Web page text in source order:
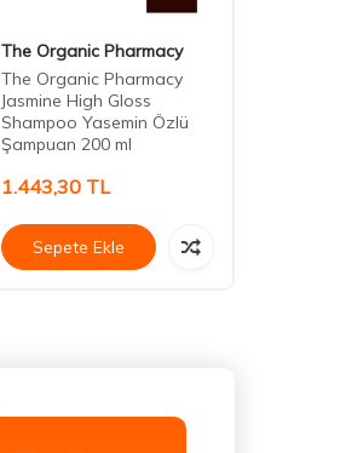
The Organic Pharmacy
The Organic Pharmacy
Jasmine High Gloss
Shampoo Yasemin Özlü
Şampuan 200 ml
1.443,30 TL
Sepete Ekle